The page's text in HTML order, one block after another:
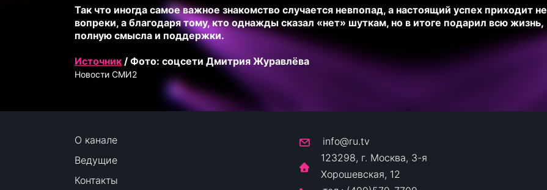
Так что иногда самое важное знакомство случается невпопад, а настоящий успех приходит не
вопреки, а благодаря тому, кто однажды сказал «нет» шуткам, но в итоге подарил всю жизнь,
полную смысла и поддержки.
Источник / Фото: соцсети Дмитрия Журавлёва
Новости СМИ2
О канале
Ведущие
Контакты
info@ru.tv
123298, г. Москва, 3-я
Хорошевская, 12